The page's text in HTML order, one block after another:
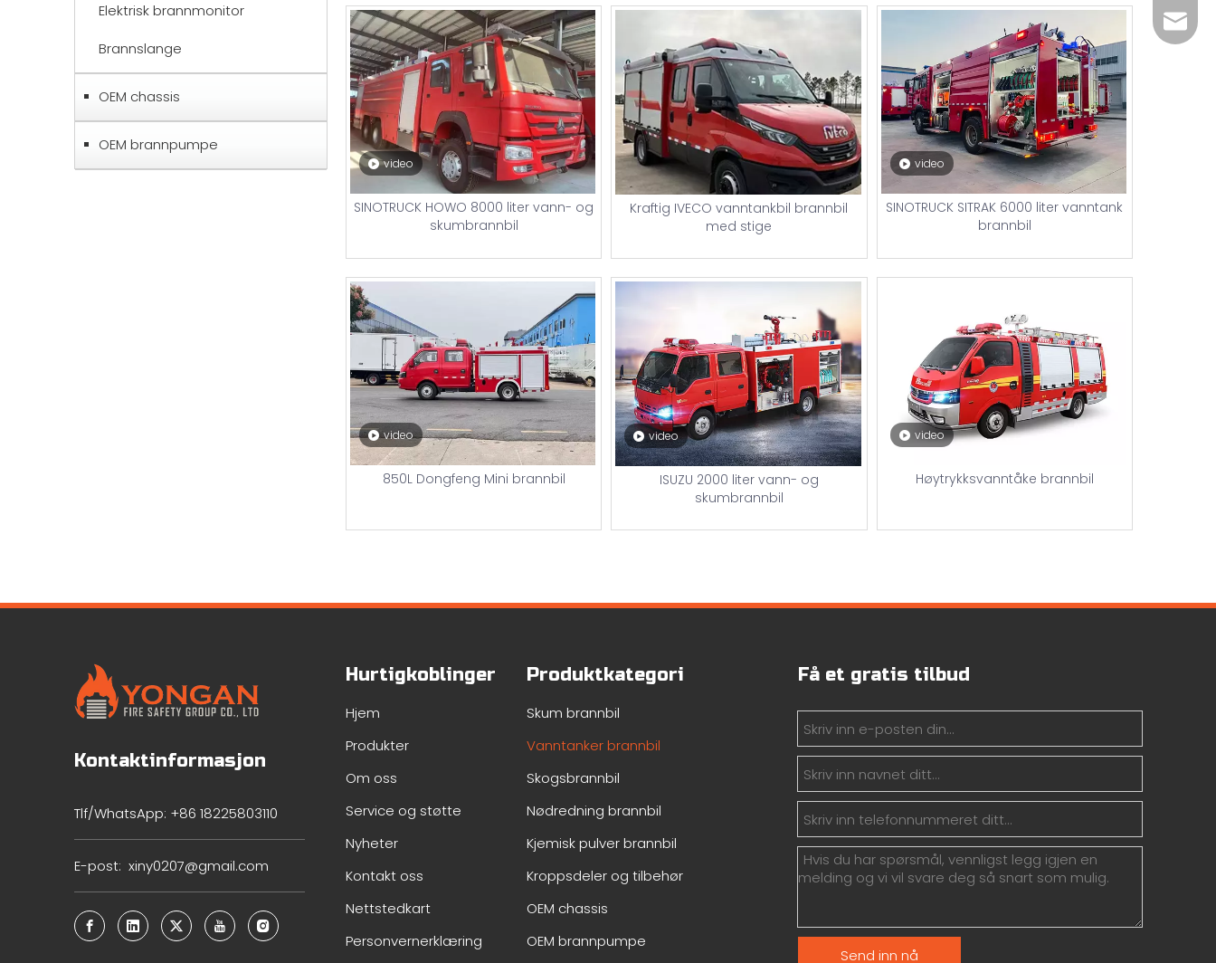
Elektrisk brannmonitor
Brannslange
OEM chassis
OEM brannpumpe
video
SINOTRUCK HOWO 8000 liter vann- og
skumbrannbil
Kraftig IVECO vanntankbil brannbil
med stige
video
SINOTRUCK SITRAK 6000 liter vanntank
brannbil
video
850L Dongfeng Mini brannbil
video
ISUZU 2000 liter vann- og
skumbrannbil
video
Høytrykksvanntåke brannbil
Kontaktinformasjon
Tlf/WhatsApp: +86 18225803110
E-post: xiny0207@gmail.com
Hurtigkoblinger
Hjem
Produkter
Om oss
Service og støtte
Nyheter
Kontakt oss
Nettstedkart
Personvernerklæring
Produktkategori
Skum brannbil
Vanntanker brannbil
Skogsbrannbil
Nødredning brannbil
Kjemisk pulver brannbil
Kroppsdeler og tilbehør
OEM chassis
OEM brannpumpe
Få et gratis tilbud
Send inn nå